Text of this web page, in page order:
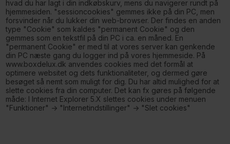
hvad du har lagt i din indkøbskurv, mens du navigerer rundt på
hjemmesiden. "sessioncookies" gemmes ikke på din PC, men
forsvinder når du lukker din web-browser. Der findes en anden
type "Cookie" som kaldes "permanent Cookie" og den
gemmes som en tekstfil på din PC i ca. en måned. En
"permanent Cookie" er med til at vores server kan genkende
din PC næste gang du logger ind på vores hjemmeside. På
www.boxdelux.dk anvendes cookies med det formål at
optimere websitet og dets funktionaliteter, og dermed gøre
besøget så nemt som muligt for dig. Du har altid mulighed for at
slette cookies fra din computer. Det kan fx gøres på følgende
måde: I Internet Explorer 5.X slettes cookies under menuen
"Funktioner" -> "Internetindstillinger" -> "Slet cookies"